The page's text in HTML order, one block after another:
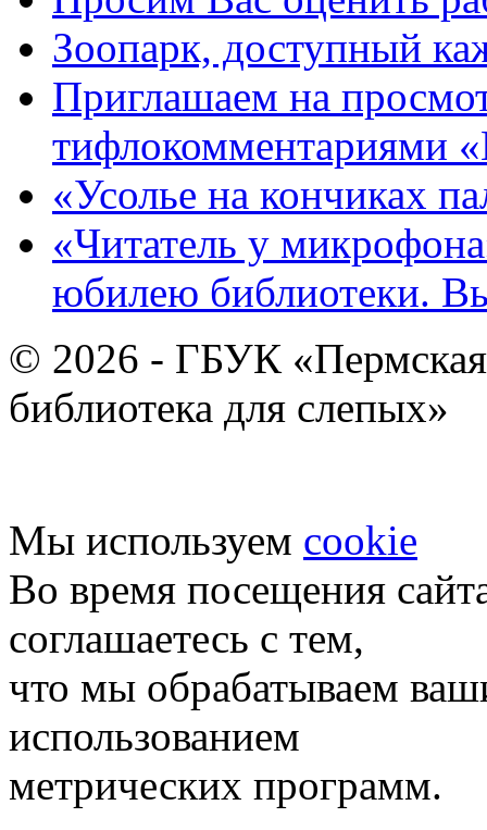
Зоопарк, доступный
Приглашаем на
тифлокомментариями
«Усолье на кончиках
«Читатель у
юбилею библиотеки.
© 2026 - ГБУК «Пермская
библиотека для слепых»
Мы используем cookie
Во время посещения
соглашаетесь с тем,
что мы обрабатываем
использованием
метрических программ.